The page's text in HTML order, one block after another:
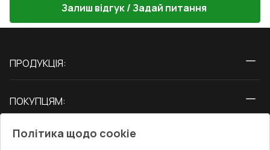
Залиш відгук / Задай питання
ПРОДУКЦІЯ:
Двері
ПОКУПЦЯМ:
СЕРВІС ТА ОБЛУГОВУВАННЯ:
Політика щодо cookie